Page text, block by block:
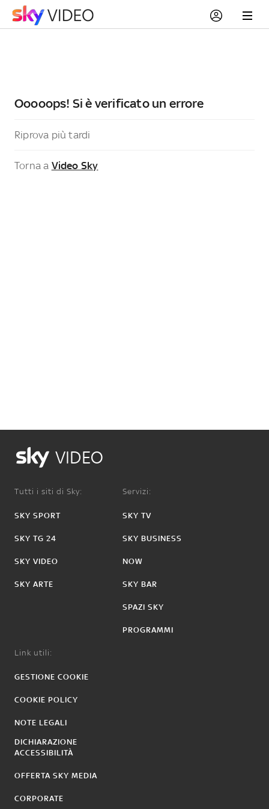
Ooooops! Si è verificato un errore
Riprova più tardi
Torna a Video Sky
VIDEO
Tutti i siti di Sky:
SKY SPORT
SKY TG 24
SKY VIDEO
SKY ARTE
Servizi:
SKY TV
SKY BUSINESS
NOW
SKY BAR
SPAZI SKY
PROGRAMMI
Link utili:
GESTIONE COOKIE
COOKIE POLICY
NOTE LEGALI
DICHIARAZIONE
ACCESSIBILITÀ
OFFERTA SKY MEDIA
CORPORATE